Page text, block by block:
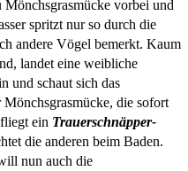
vorbei und
spritzt nur so durch die
andere Vögel bemerkt. Kaum
landet eine weibliche
und schaut sich das
die sofort
ein Trauerschnäpper-
die anderen beim Baden.
nun auch die